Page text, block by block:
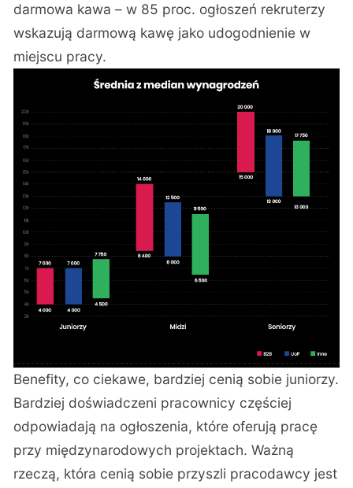
darmowa kawa – w 85 proc. ogłoszeń rekruterzy
wskazują darmową kawę jako udogodnienie w
miejscu pracy.
Benefity, co ciekawe, bardziej cenią sobie juniorzy.
Bardziej doświadczeni pracownicy częściej
odpowiadają na ogłoszenia, które oferują pracę
przy międzynarodowych projektach. Ważną
rzeczą, która cenią sobie przyszli pracodawcy jest